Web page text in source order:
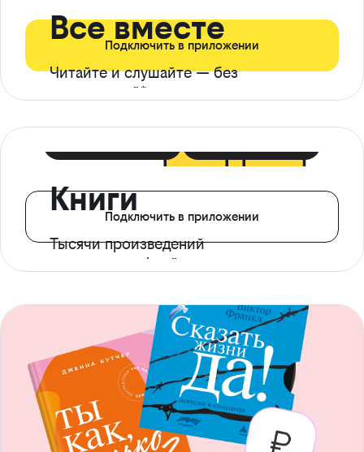
Все вместе
Читайте и слушайте — без
ограничений*
Подключить в приложении
Книги
Тысячи произведений
с доступом офлайн
Подключить в приложении